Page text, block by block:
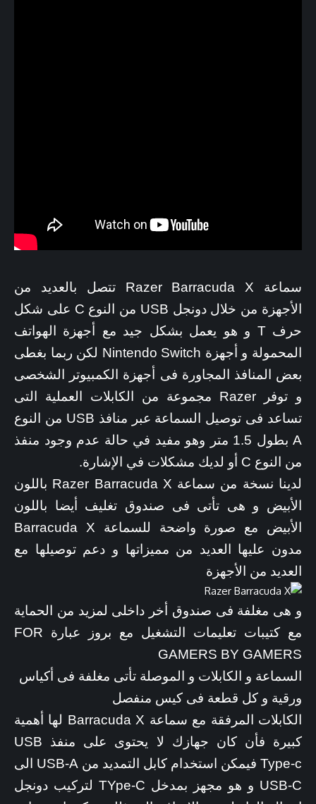
سماعة Razer Barracuda X تتصل بالعديد من
الأجهزة من خلال دونجل USB من النوع C على شكل
حرف T و هو يعمل بشكل جيد مع أجهزة الهواتف
المحمولة و أجهزة Nintendo Switch لكن ربما بغطى
بعض المنافذ المجاورة فى أجهزة الكمبيوتر الشخصى
و توفر Razer مجموعة من الكابلات العملية التى
تساعد فى توصيل السماعة عبر منافذ USB من النوع
A بطول 1.5 متر وهو مفيد في حالة عدم وجود منفذ
من النوع C أو لديك مشكلات في الإشارة.
لدينا نسخة من سماعة Razer Barracuda X باللون
الأبيض و هى تأتى فى صندوق تغليف أيضا باللون
الأبيض مع صورة واضحة للسماعة Barracuda X
مدون عليها العديد من مميزاتها و دعم توصيلها مع
العديد من الأجهزة
و هى مغلفة فى صندوق أخر داخلى لمزيد من الحماية
مع كتيبات تعليمات التشغيل مع بروز عبارة FOR
GAMERS BY GAMERS
السماعة و الكابلات و الموصلة تأتى مغلفة فى أكياس
ورقية و كل قطعة فى كيس منفصل
الكابلات المرفقة مع سماعة Barracuda X لها أهمية
كبيرة فأن كان جهازك لا يحتوى على منفذ USB
Type-c فيمكن استخدام كابل التمديد من USB-A الى
USB-C و هو مجهز بمدخل TYpe-C لتركيب دونجل